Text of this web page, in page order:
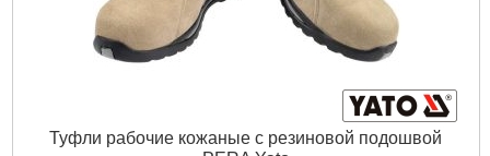
Туфли рабочие кожаные с резиновой подошвой